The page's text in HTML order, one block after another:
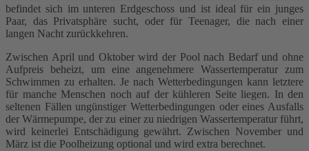
befindet sich im unteren Erdgeschoss und ist ideal für ein junges
Paar, das Privatsphäre sucht, oder für Teenager, die nach einer
langen Nacht zurückkehren.
Zwischen April und Oktober wird der Pool nach Bedarf und ohne
Aufpreis beheizt, um eine angenehmere Wassertemperatur zum
Schwimmen zu erhalten. Je nach Wetterbedingungen kann letztere
für manche Menschen noch auf der kühleren Seite liegen. In den
seltenen Fällen ungünstiger Wetterbedingungen oder eines Ausfalls
der Wärmepumpe, der zu einer zu niedrigen Wassertemperatur führt,
wird keinerlei Entschädigung gewährt. Zwischen November und
März ist die Poolheizung optional und wird extra berechnet.